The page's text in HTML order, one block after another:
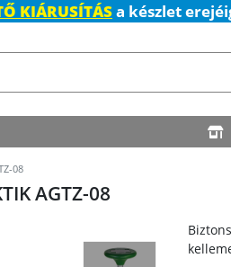
KIÁRUSÍTÁSa készlet
08
AGTZ-08